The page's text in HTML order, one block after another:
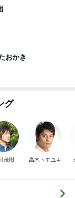
おかき
グ
茂樹 高木トモユキ